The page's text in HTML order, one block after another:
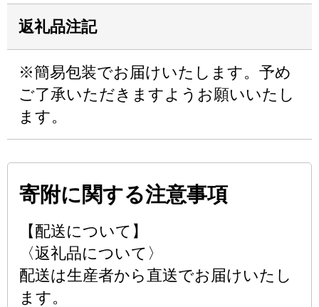
返礼品注記
※簡易包装でお届けいたします。予め
ご了承いただきますようお願いいたし
ます。
寄附に関する注意事項
【配送について】
〈返礼品について〉
配送は生産者から直送でお届けいたし
ます。